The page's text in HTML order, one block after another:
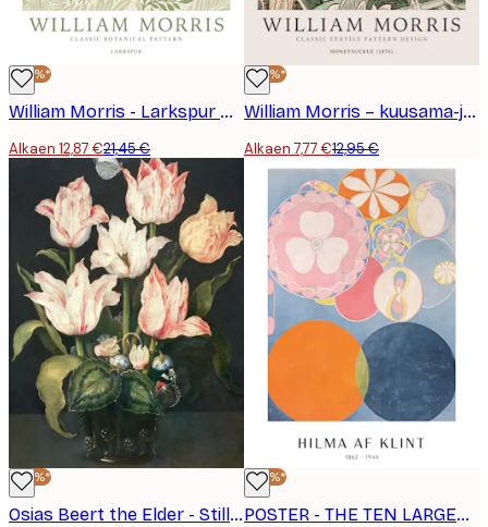
-40%*
William Morris - Larkspur No4 Juliste
Alkaen 12,87 €21,45 €
-40%*
William Morris – kuusama-juliste
Alkaen 7,77 €12,95 €
-40%*
Osias Beert the Elder - Still Life with Tulips in a Glass Vase with Cyclamen and Anemone Juliste
-40%*
POSTER - THE TEN LARGEST, CHILDHOOD, NO. 2 BY HILMA AF KLINT